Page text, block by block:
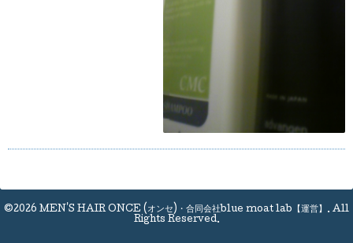
©2026 MEN'S HAIR ONCE (オンセ)・合同会社blue moat lab【運営】 . All
Rights Reserved.